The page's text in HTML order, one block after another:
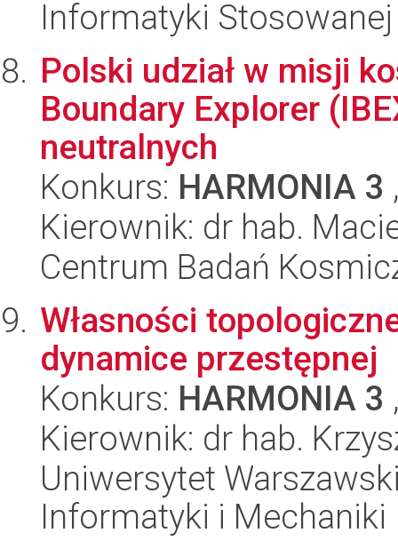
Informatyki Stosowanej
Polski udział w misji
Boundary Explorer
neutralnych
Konkurs: HARMONIA 3
Kierownik: dr hab.
Centrum Badań
Własności
dynamice przestępnej
Konkurs: HARMONIA 3
Kierownik: dr hab.
Uniwersytet
Informatyki i Mechaniki